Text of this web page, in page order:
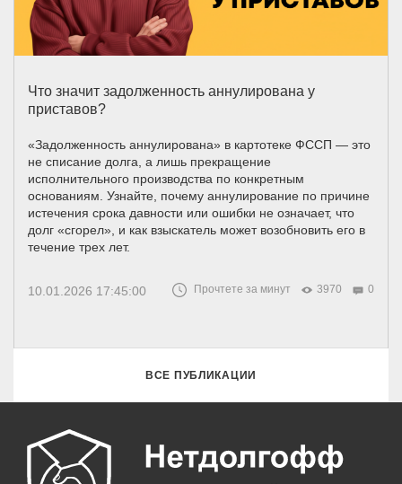
Что значит задолженность аннулирована у
приставов?
«Задолженность аннулирована» в картотеке ФССП — это
не списание долга, а лишь прекращение
исполнительного производства по конкретным
основаниям. Узнайте, почему аннулирование по причине
истечения срока давности или ошибки не означает, что
долг «сгорел», и как взыскатель может возобновить его в
течение трех лет.
10.01.2026 17:45:00 Прочтете за минут 3970 0
ВСЕ ПУБЛИКАЦИИ